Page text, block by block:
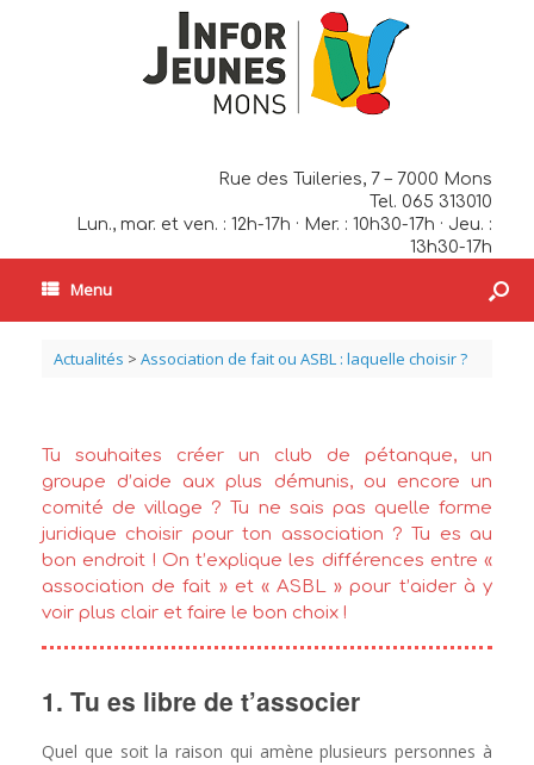
Rue des Tuileries, 7 – 7000 Mons
Tel. 065 313010
Lun., mar. et ven. : 12h-17h · Mer. : 10h30-17h · Jeu. :
13h30-17h
Menu
Actualités > Association de fait ou ASBL : laquelle choisir ?
Tu souhaites créer un club de pétanque, un
groupe d’aide aux plus démunis, ou encore un
comité de village ? Tu ne sais pas quelle forme
juridique choisir pour ton association ? Tu es au
bon endroit ! On t’explique les différences entre «
association de fait » et « ASBL » pour t’aider à y
voir plus clair et faire le bon choix !
1. Tu es libre de t’associer
Quel que soit la raison qui amène plusieurs personnes à